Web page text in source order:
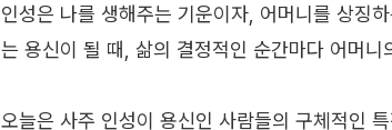
인성은 나를 생해주는 기운이자, 어머니를 상징
는 용신이 될 때, 삶의 결정적인 순간마다 어머
오늘은 사주 인성이 용신인 사람들의 구체적인